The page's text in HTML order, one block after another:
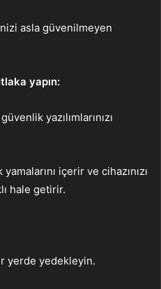
asla güvenilmeyen
yapın:
yazılımlarınızı
içerir ve cihazınızı
hale getirir.
yerde yedekleyin.